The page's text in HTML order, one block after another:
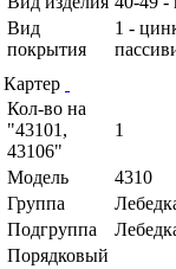
Вид
покрытия
1 -
Картер
Кол-во на
"43101,
43106"
1
Модель
4310
Группа
Подгруппа
Порядковый